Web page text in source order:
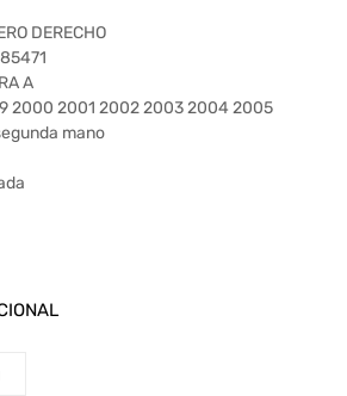
DERECHO
A
2000 2001 2002 2003 2004 2005
mano